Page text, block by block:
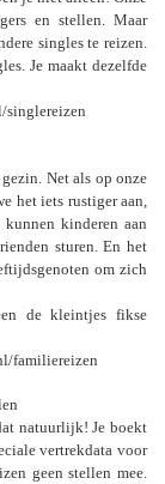
en stellen. Maar
singles te reizen.
Je maakt dezelfde
singlereizen
Net als op onze
het iets rustiger aan,
kinderen aan
sturen. En het
om zich
de kleintjes fikse
familiereizen
natuurlijk! Je boekt
vertrekdata voor
geen stellen mee.